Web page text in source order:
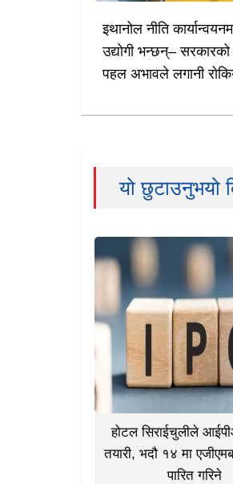
इथानोल नीति
उद्योगी भन्छन्– सरकारको
पहल अभावले लगानी
यो छुटाउनुभयो
होटल सिराईचुलीले
तयारी, भदौ १४ मा
पारित गरिने